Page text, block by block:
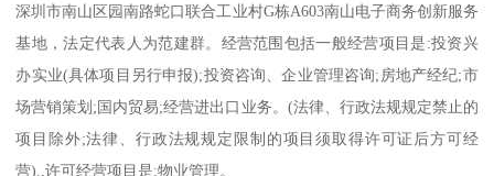
深圳市南山区园南路蛇口联合工业村G栋A603南山电子商务创新服务
基地，法定代表人为范建群。经营范围包括一般经营项目是:投资兴
办实业(具体项目另行申报);投资咨询、企业管理咨询;房地产经纪;市
场营销策划;国内贸易;经营进出口业务。(法律、行政法规规定禁止的
项目除外;法律、行政法规规定限制的项目须取得许可证后方可经
营).,许可经营项目是:物业管理。